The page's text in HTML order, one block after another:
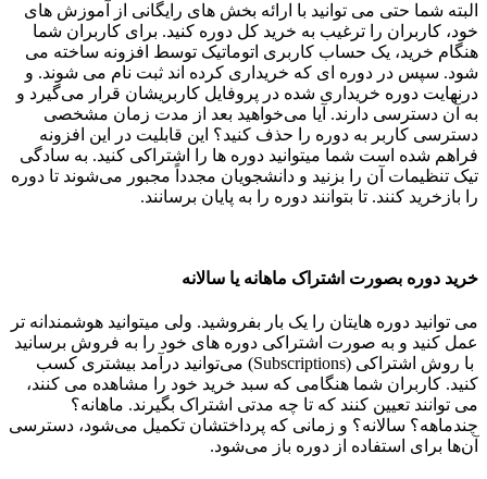
البته شما حتی می ‌توانید با ارائه بخش‌ های رایگانی از آموزش‌ های
خود، کاربران را ترغیب به خرید کل دوره کنید. برای کاربران شما
هنگام خرید، یک حساب کاربری اتوماتیک توسط افزونه ساخته می
‌شود. سپس در دوره‌ ای که خریداری کرده‌ اند ثبت نام می ‌شوند. و
درنهایت دوره خریداری شده در پروفایل کاربریشان قرار می‌گیرد و
به آن دسترسی دارند. آیا می‌خواهید بعد از مدت زمان مشخصی
دسترسی کاربر به دوره را حذف کنید؟ این قابلیت در این افزونه
فراهم شده است شما میتوانید دوره‌ ها را اشتراکی کنید. به سادگی
تیک تنظیمات آن را بزنید و دانشجویان مجدداً مجبور می‌شوند تا دوره
را بازخرید کنند. تا بتوانند دوره را به پایان برسانند.
خرید دوره بصورت اشتراک ماهانه یا سالانه
می ‌توانید دوره ‌هایتان را یک بار بفروشید. ولی میتوانید هوشمندانه تر
عمل کنید و به صورت اشتراکی دوره های خود را به فروش برسانید
با روش اشتراکی (Subscriptions) می‌توانید درآمد بیشتری کسب
کنید. کاربران شما هنگامی که سبد خرید خود را مشاهده می کنند،
می توانند تعیین کنند که تا چه مدتی اشتراک بگیرند. ماهانه؟
چندماهه؟ سالانه؟ و زمانی که پرداختشان تکمیل می‌شود، دسترسی
آن‌ها برای استفاده از دوره باز می‌شود.